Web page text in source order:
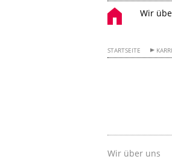
Wir
STARTSEITE
Wir über uns